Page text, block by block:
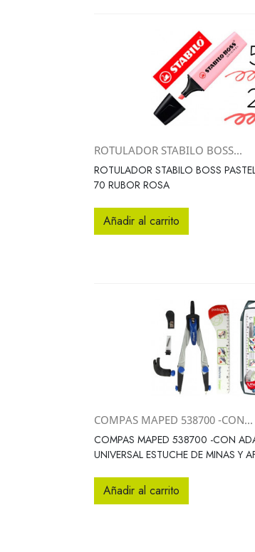
 Vista rápida
ROTULADOR STABILO BOSS...
ROTULADOR STABILO BOSS
70 RUBOR ROSA
Añadir al carrito
Vista rápida
COMPAS MAPED 538700 -CON...
COMPAS MAPED 538700 -CON
UNIVERSAL ESTUCHE DE MINAS Y
Añadir al carrito